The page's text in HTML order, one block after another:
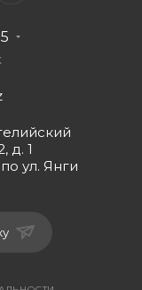
д. 1
ул. Янги